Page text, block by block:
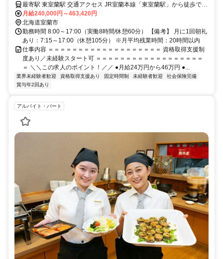
最寄駅 東室蘭駅 交通アクセス JR室蘭本線「東室蘭駅」から徒歩で約
6分 マイカー通勤可（駐車場あり）
月給240,000円～463,420円
北海道室蘭市
勤務時間 8:00～17:00（実働8時間/休憩60分） 【備考】 月に1回朝礼
あり：7:15～17:00（休憩105分） ※月平均残業時間：20時間以内
仕事内容 ＝＝＝＝＝＝＝＝＝＝＝＝＝＝＝＝＝＝＝ 資格取得支援制
度あり／未経験スタート可 ＝＝＝＝＝＝＝＝＝＝＝＝＝＝＝＝＝＝
＝ ＼＼この求人のポイント！／／ ●月給24万円から46万円 ●...
業界未経験者歓迎 資格取得支援あり 固定時間制 未経験者歓迎
社会保険完備
賞与年2回あり
アルバイト・パート